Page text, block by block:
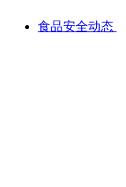
食品安全动态